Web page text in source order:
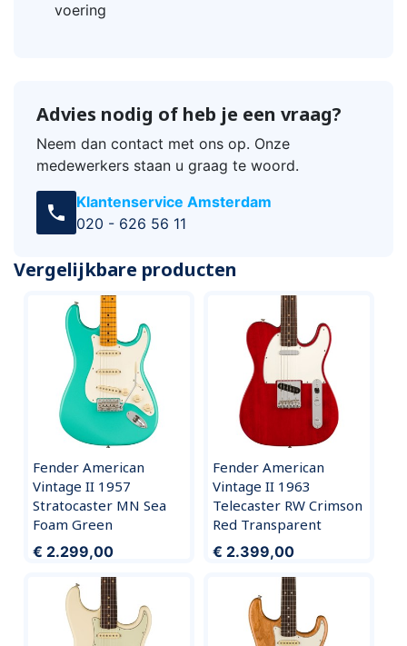
voering
Advies nodig of heb je een vraag?
Neem dan contact met ons op. Onze
medewerkers staan u graag te woord.
call
Klantenservice Amsterdam
020 - 626 56 11
Vergelijkbare producten
Fender American
Vintage II 1957
Stratocaster MN Sea
Foam Green
€ 2.299,00
Fender American
Vintage II 1963
Telecaster RW Crimson
Red Transparent
€ 2.399,00